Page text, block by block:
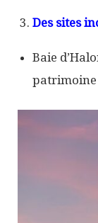
Des sites
Baie
patrimoine